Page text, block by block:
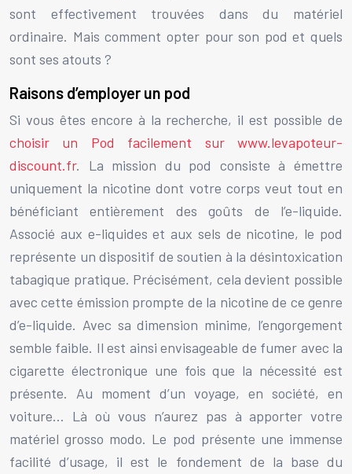
sont effectivement trouvées dans du matériel
ordinaire. Mais comment opter pour son pod et quels
sont ses atouts ?
Raisons d’employer un pod
Si vous êtes encore à la recherche, il est possible de
choisir un Pod facilement sur www.levapoteur-
discount.fr. La mission du pod consiste à émettre
uniquement la nicotine dont votre corps veut tout en
bénéficiant entièrement des goûts de l’e-liquide.
Associé aux e-liquides et aux sels de nicotine, le pod
représente un dispositif de soutien à la désintoxication
tabagique pratique. Précisément, cela devient possible
avec cette émission prompte de la nicotine de ce genre
d’e-liquide. Avec sa dimension minime, l’engorgement
semble faible. Il est ainsi envisageable de fumer avec la
cigarette électronique une fois que la nécessité est
présente. Au moment d’un voyage, en société, en
voiture… Là où vous n’aurez pas à apporter votre
matériel grosso modo. Le pod présente une immense
facilité d’usage, il est le fondement de la base du